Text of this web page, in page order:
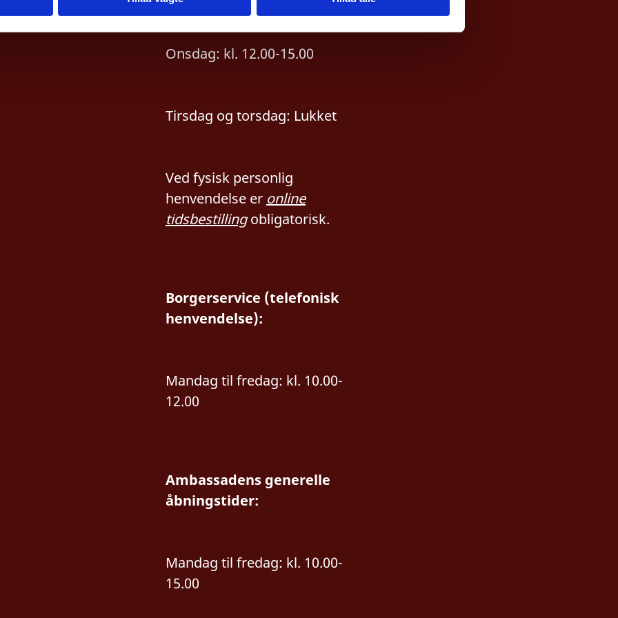
hos Storhertugen og regeringen, den lovgivende magt hos
består af premierministeren og respektive ministre, som
vifte af politiske indsatsområder. Storhertugen har en absolut
den parlamentariske majoritet.
Onsdag: kl. 12.00-15.00
Tirsdag og torsdag: Lukket
Ved fysisk personlig
henvendelse er online
tidsbestillingobligatorisk.
Borgerservice (telefonisk
henvendelse):
Mandag til fredag: kl. 10.00-
12.00
Ambassadens generelle
åbningstider:
Mandag til fredag: kl. 10.00-
15.00